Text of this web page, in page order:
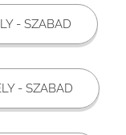
- SZABAD
- SZABAD